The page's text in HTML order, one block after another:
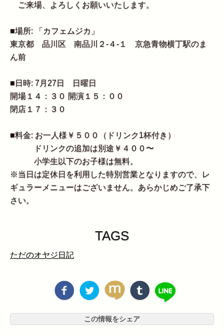
ご来場、よろしくお願いいたします。
■場所: 「カフェムジカ」
東京都 品川区 南品川２-４-１ 京急青物横丁駅のま
ん前
■日時: 7月27日 日曜日
開場１４：３０ 開演１５：００
閉店１７：３０
■料金: お一人様￥５００（ドリンク1杯付き）
ドリンクの追加は別途￥４００〜
小学生以下のお子様は無料。
※当日は定休日を利用した特別営業となりますので、レ
ギュラーメニューはございません。あらかじめご了承下
さい。
TAGS
ただのオヤジ日記
この情報をシェア